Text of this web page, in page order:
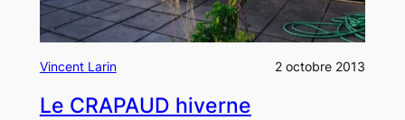
Vincent Larin 2 octobre 2013
Le CRAPAUD hiverne